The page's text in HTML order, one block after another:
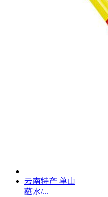
云南特产 单山
蘸水/...